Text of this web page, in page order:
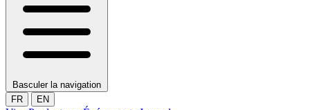
Basculer la navigation
FR
EN